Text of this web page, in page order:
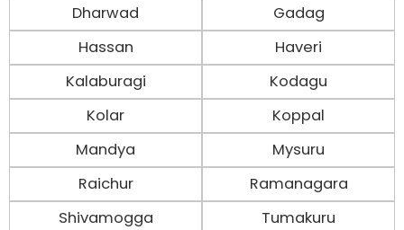
Dharwad
Gadag
Hassan
Haveri
Kalaburagi
Kodagu
Kolar
Koppal
Mandya
Mysuru
Raichur
Ramanagara
Shivamogga
Tumakuru